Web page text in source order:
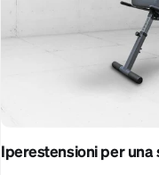
Iperestensioni per una